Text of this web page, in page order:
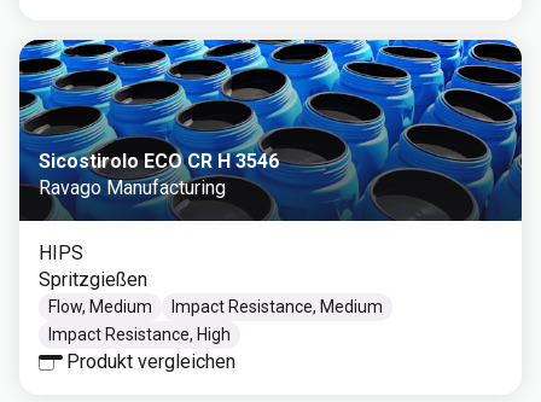
Sicostirolo ECO CR H 3546
Ravago Manufacturing
HIPS
Spritzgießen
Flow, Medium
Impact Resistance, Medium
Impact Resistance, High
Produkt vergleichen